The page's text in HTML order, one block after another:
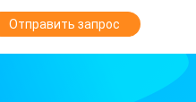
Отправить запрос